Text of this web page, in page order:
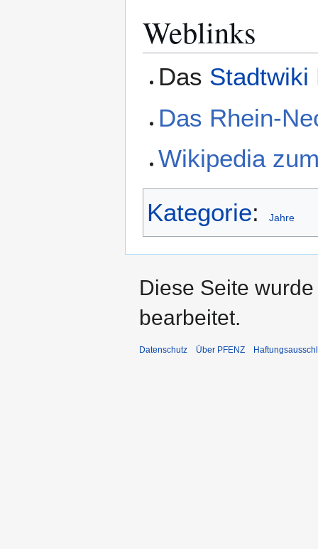
Weblinks
Das Stadtwiki
Das Rhein-
Wikipedia
Kategorie: Jahre
Diese Seite
bearbeitet.
Datenschutz Über PFENZ